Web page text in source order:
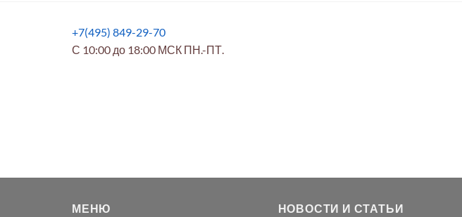
+7(495) 849-29-70
С 10:00 до 18:00 МСК ПН.-ПТ.
МЕНЮ НОВОСТИ И СТАТЬИ